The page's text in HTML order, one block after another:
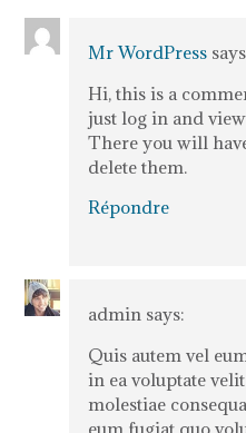
Mr WordPress
Hi, this is a
just log in and
There you will
delete them.
Répondre
admin says:
Quis autem vel
in ea voluptate
molestiae